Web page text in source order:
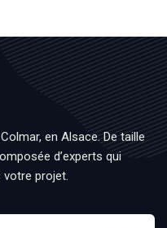
en Alsace. De taille
d’experts qui
projet.